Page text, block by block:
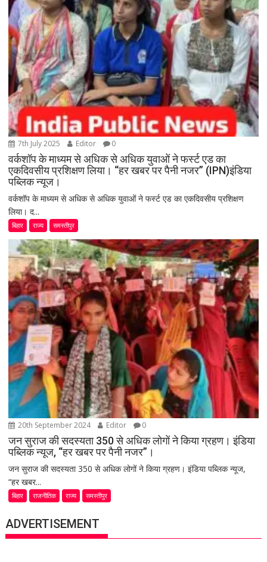
7th July 2025 Editor 0
वर्कशॉप के माध्यम से अधिक से अधिक युवाओं ने फर्स्ट एड का
एकदिवसीय प्रशिक्षण लिया। “हर खबर पर पैनी नजर” (IPN)इंडिया
पब्लिक न्यूज।
वर्कशॉप के माध्यम से अधिक से अधिक युवाओं ने फर्स्ट एड का एकदिवसीय प्रशिक्षण
लिया। द...
बिहार राज्य समस्तीपुर
20th September 2024 Editor 0
जन सुराज की सदस्यता 350 से अधिक लोगों ने किया ग्रहण। इंडिया
पब्लिक न्यूज, “हर खबर पर पैनी नजर”।
जन सुराज की सदस्यता 350 से अधिक लोगों ने किया ग्रहण। इंडिया पब्लिक न्यूज,
“हर खबर...
बिहार राजनीतिक राज्य समस्तीपुर
ADVERTISEMENT